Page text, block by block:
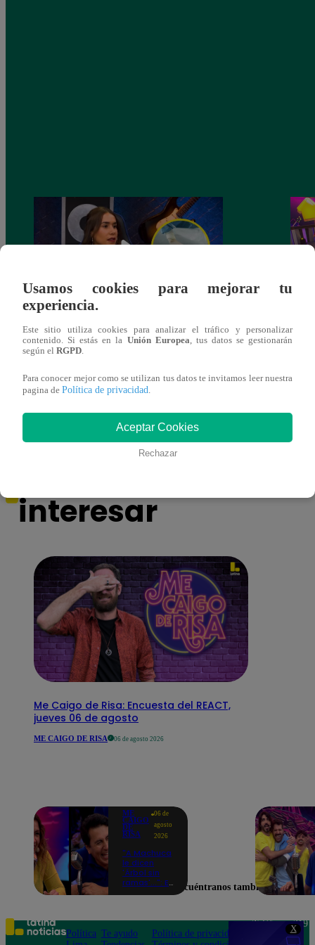
X
Patricia Barreto en Habla Serio: “Me
dijeron ‘tenemos canje’ para las prótesis”
También te puede
interesar
Me Caigo de Risa: Encuesta del REACT,
jueves 06 de agosto
ME CAIGO DE RISA 06 de agosto 2026
ME
CAIGO
DE
RISA
06 de
agosto
2026
"A Machuca
le dicen
'Árbol sin
ramas'...": El
hizo
explotar de
risa a todos
Usamos cookies para mejorar tu
experiencia.
Este sitio utiliza cookies para analizar el tráfico y personalizar
contenido. Si estás en la Unión Europea , tus datos se gestionarán
según el RGPD
Para conocer mejor como se utilizan tus datos te invitamos leer nuestra
pagina de Política de privacidad
Aceptar Cookies
Rechazar
Encuéntranos también en
Política Te ayudo
Política de privacidad
Teléfono: 219